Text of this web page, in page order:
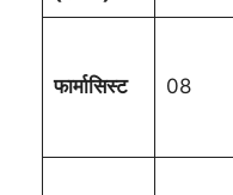
फार्मासिस्ट 08